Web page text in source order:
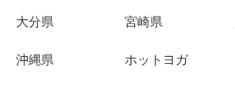
大分県 宮崎県
沖縄県 ホットヨガ